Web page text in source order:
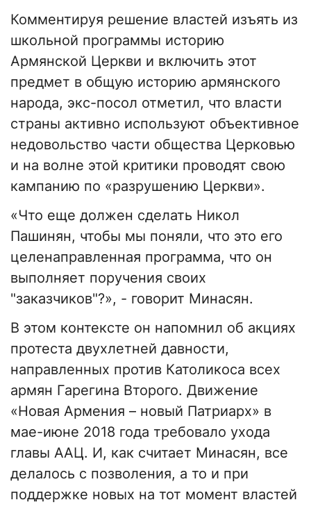
Комментируя решение властей изъять из
школьной программы историю
Армянской Церкви и включить этот
предмет в общую историю армянского
народа, экс-посол отметил, что власти
страны активно используют объективное
недовольство части общества Церковью
и на волне этой критики проводят свою
кампанию по «разрушению Церкви».
«Что еще должен сделать Никол
Пашинян, чтобы мы поняли, что это его
целенаправленная программа, что он
выполняет поручения своих
"заказчиков"?», - говорит Минасян.
В этом контексте он напомнил об акциях
протеста двухлетней давности,
направленных против Католикоса всех
армян Гарегина Второго. Движение
«Новая Армения – новый Патриарх» в
мае-июне 2018 года требовало ухода
главы ААЦ. И, как считает Минасян, все
делалось с позволения, а то и при
поддержке новых на тот момент властей